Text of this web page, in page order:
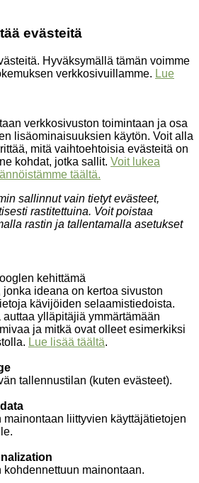
evästeitä
Hyväksymällä tämän voimme
verkkosivuillamme. Lue
verkkosivuston toimintaan ja osa
lisäominaisuuksien käytön. Voit alla
mitä vaihtoehtoisia evästeitä on
kohdat, jotka sallit. Voit lukea
täältä.
sallinnut vain tietyt evästeet,
rastitettuina. Voit poistaa
rastin ja tallentamalla asetukset
kehittämä
ideana on kertoa sivuston
kävijöiden selaamistiedoista.
ylläpitäjiä ymmärtämään
ja mitkä ovat olleet esimerkiksi
Lue lisää täältä.
tallennustilan (kuten evästeet).
mainontaan liittyvien käyttäjätietojen
mainontaan.